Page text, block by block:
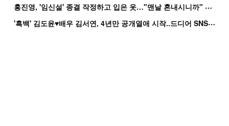
홍
진영, '임신설' 종결 작정하고 입은 옷…"맨날 혼내시니까" 억울
'
흑백' 김도윤♥배우 김서연, 4년만 공개열애 시작..드디어 SNS에 노출 [핫피...